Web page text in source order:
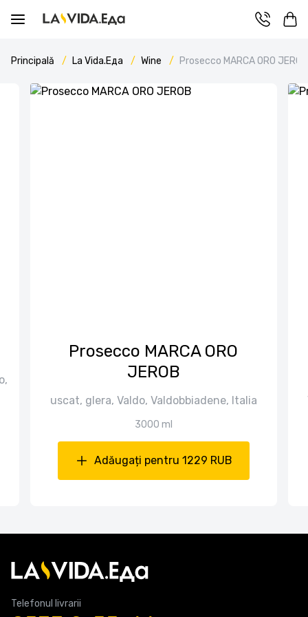
Principală La Vida.Еда Wine Prosecco MARCA ORO JEROB
Prosecco MARCA ORO
JEROB
uscat, glera, Valdo, Valdobbiadene, Italia
3000 ml
Adăugați pentru 1229 RUB
Telefonul livrarii